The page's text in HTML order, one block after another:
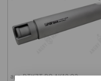
арт.DTKZT PG АК12 G3